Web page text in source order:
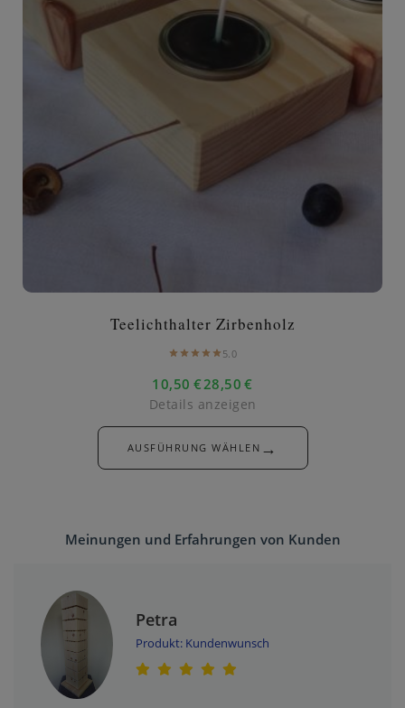
Teelichthalter Zirbenholz
5.0
10,50 € 28,50 €
AUSFÜHRUNG WÄHLEN →
Details anzeigen
Meinungen und Erfahrungen von Kunden
Petra
Produkt: Kundenwunsch